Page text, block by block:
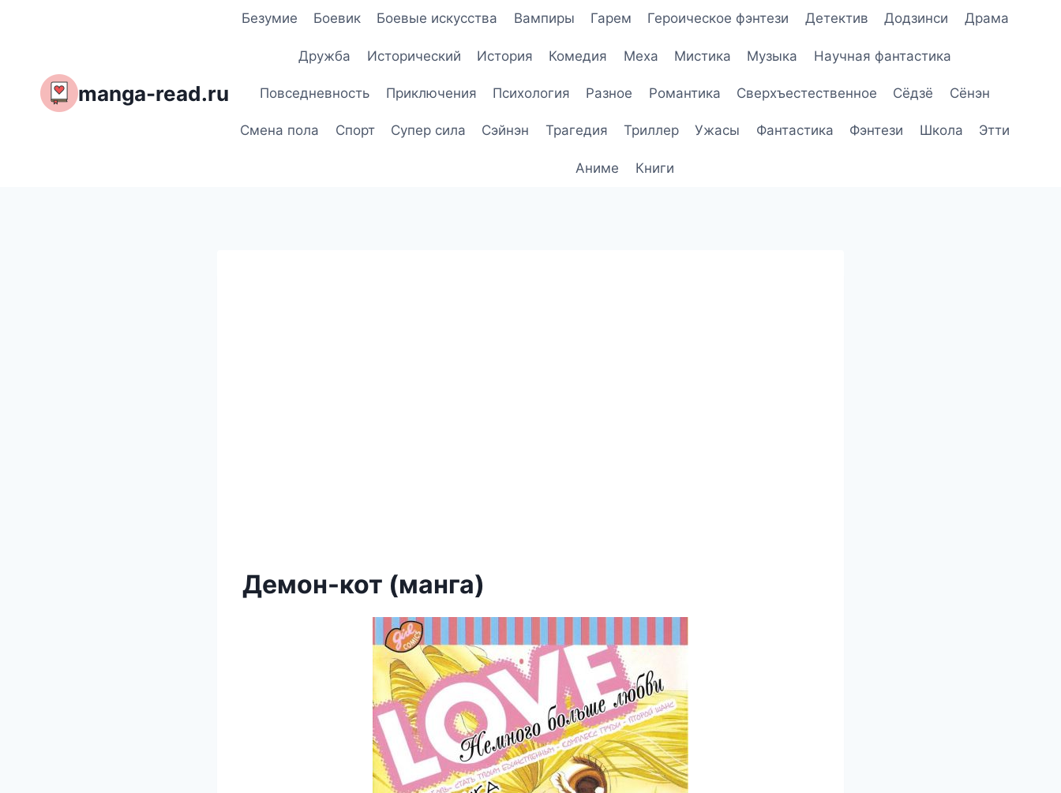
manga-read.ru
Безумие Боевик Боевые искусства Вампиры Гарем Героическое фэнтези Детектив Додзинси Драма
Дружба Исторический История Комедия Меха Мистика Музыка Научная фантастика
Повседневность Приключения Психология Разное Романтика Сверхъестественное Сёдзё Сёнэн
Смена пола Спорт Супер сила Сэйнэн Трагедия Триллер Ужасы Фантастика Фэнтези Школа Этти
Аниме Книги
Демон-кот (манга)